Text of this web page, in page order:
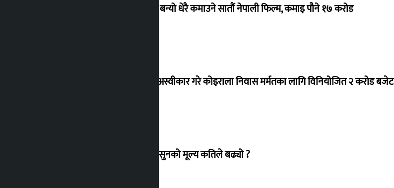
‘गौंथली’ बन्यो धेरै कमाउने सातौं नेपाली फिल्म, कमाइ पौने १७ करोड
शेखरले अस्वीकार गरे कोइराला निवास मर्मतका लागि विनियोजित २ करोड बजेट
शुक्रबार सुनको मूल्य कतिले बढ्यो ?